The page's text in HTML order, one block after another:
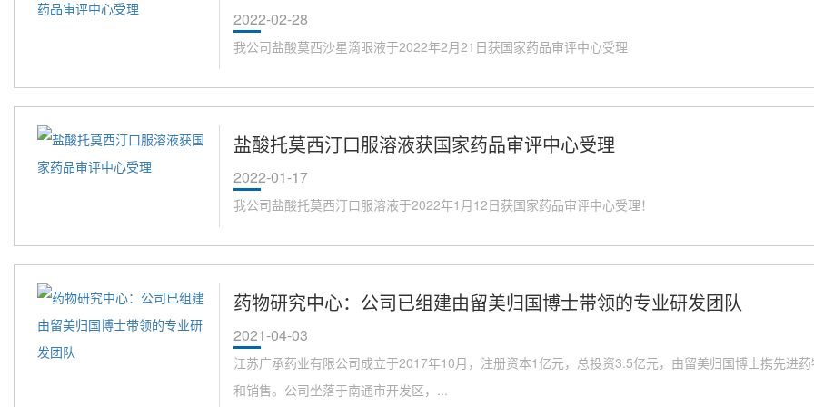
2022-02-28
我公司盐酸莫西沙星滴眼液于2022年2月21日获国家药品审评中心受理
盐酸托莫西汀口服溶液获国家药品审评中心受理
2022-01-17
我公司盐酸托莫西汀口服溶液于2022年1月12日获国家药品审评中心受理！
药物研究中心：公司已组建由留美归国博士带领的专业研发团队
2021-04-03
江苏广承药业有限公司成立于2017年10月，注册资本1亿元，总投资3.5亿元，由留美归国博士携先进
和销售。公司坐落于南通市开发区，...